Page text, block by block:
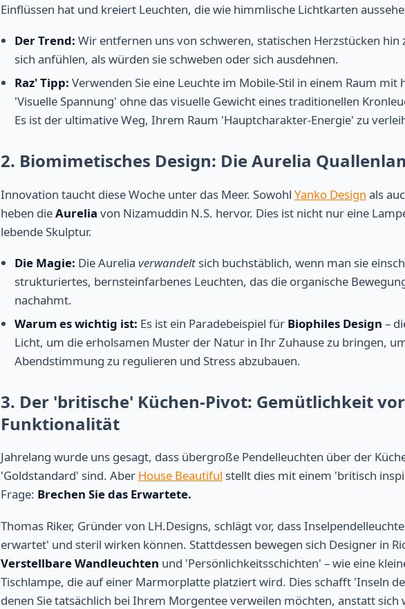
Einflüssen hat und kreiert Leuchten, die wie himmlische Lichtkarten
Der Trend: Wir entfernen uns von schweren, statischen Herzstücken hin
sich anfühlen, als würden sie schweben oder sich ausdehnen.
Raz' Tipp: Verwenden Sie eine Leuchte im Mobile-Stil in einem Raum mit
'Visuelle Spannung' ohne das visuelle Gewicht eines traditionellen
Es ist der ultimative Weg, Ihrem Raum 'Hauptcharakter-Energie' zu
2. Biomimetisches Design: Die Aurelia
Innovation taucht diese Woche unter das Meer. Sowohl Yanko Design als
heben dieAurelia von Nizamuddin N.S. hervor. Dies ist nicht nur eine
lebende Skulptur.
Die Magie: Die Aurelia verwandelt sich buchstäblich, wenn man sie
strukturiertes, bernsteinfarbenes Leuchten, das die organische
nachahmt.
Warum es wichtig ist: Es ist ein Paradebeispiel für Biophiles Design –
Licht, um die erholsamen Muster der Natur in Ihr Zuhause zu bringen,
Abendstimmung zu regulieren und Stress abzubauen.
3. Der 'britische' Küchen-Pivot: Gemütlichkeit vor
Funktionalität
Jahrelang wurde uns gesagt, dass übergroße Pendelleuchten über der
'Goldstandard' sind. Aber House Beautiful stellt dies mit einem 'britisch
Frage: Brechen Sie das Erwartete.
Thomas Riker, Gründer von LH.Designs, schlägt vor, dass
erwartet' und steril wirken können. Stattdessen bewegen sich Designer in
Verstellbare Wandleuchten und 'Persönlichkeitsschichten' – wie eine
Tischlampe, die auf einer Marmorplatte platziert wird. Dies schafft 'Inseln
denen Sie tatsächlich bei Ihrem Morgentee verweilen möchten, anstatt sich